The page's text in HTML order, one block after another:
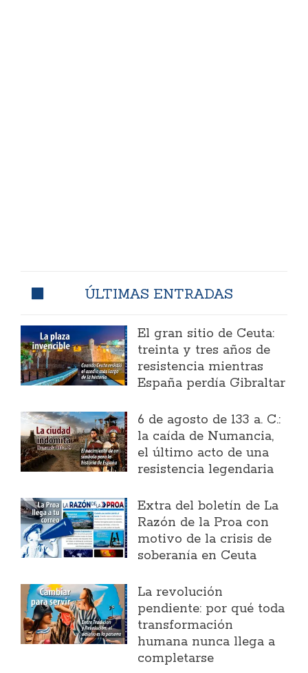
ÚLTIMAS ENTRADAS
El gran sitio de Ceuta:
treinta y tres años de
resistencia mientras
España perdía Gibraltar
6 de agosto de 133 a. C.:
la caída de Numancia,
el último acto de una
resistencia legendaria
Extra del boletín de La
Razón de la Proa con
motivo de la crisis de
soberanía en Ceuta
La revolución
pendiente: por qué toda
transformación
humana nunca llega a
completarse